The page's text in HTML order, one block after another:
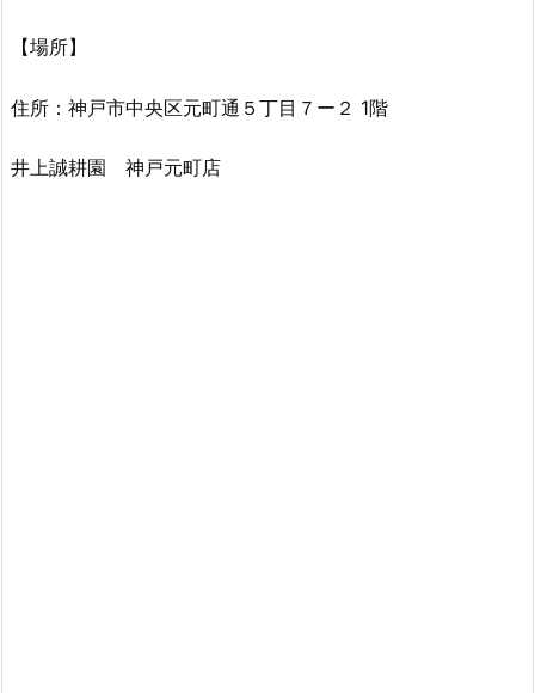
【場所】
住所：神戸市中央区元町通５丁目７ー２ 1階
井上誠耕園 神戸元町店